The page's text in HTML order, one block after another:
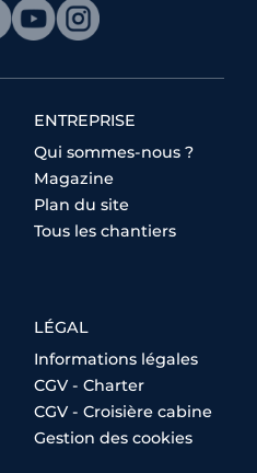
ENTREPRISE
Qui sommes-nous ?
Magazine
Plan du site
Tous les chantiers
LÉGAL
Informations légales
CGV - Charter
CGV - Croisière cabine
Gestion des cookies